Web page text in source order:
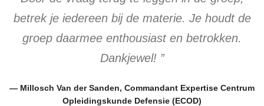
betrek je iedereen bij de materie. Je houdt de
groep daarmee enthousiast en betrokken.
Dankjewel! ”
— Millosch Van der Sanden, Commandant Expertise Centrum
Opleidingskunde Defensie (ECOD)